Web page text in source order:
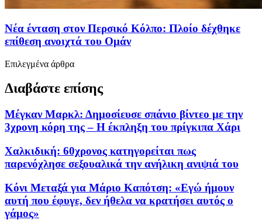
Νέα ένταση στον Περσικό Κόλπο: Πλοίο δέχθηκε
επίθεση ανοιχτά του Ομάν
Επιλεγμένα άρθρα
Διαβάστε επίσης
Μέγκαν Μαρκλ: Δημοσίευσε σπάνιο βίντεο με την
3χρονη κόρη της – Η έκπληξη του πρίγκιπα Χάρι
Χαλκιδική: 60χρονος κατηγορείται πως
παρενόχλησε σεξουαλικά την ανήλικη ανιψιά του
Κόνι Μεταξά για Μάριο Καπότση: «Εγώ ήμουν
αυτή που έφυγε, δεν ήθελα να κρατήσει αυτός ο
γάμος»